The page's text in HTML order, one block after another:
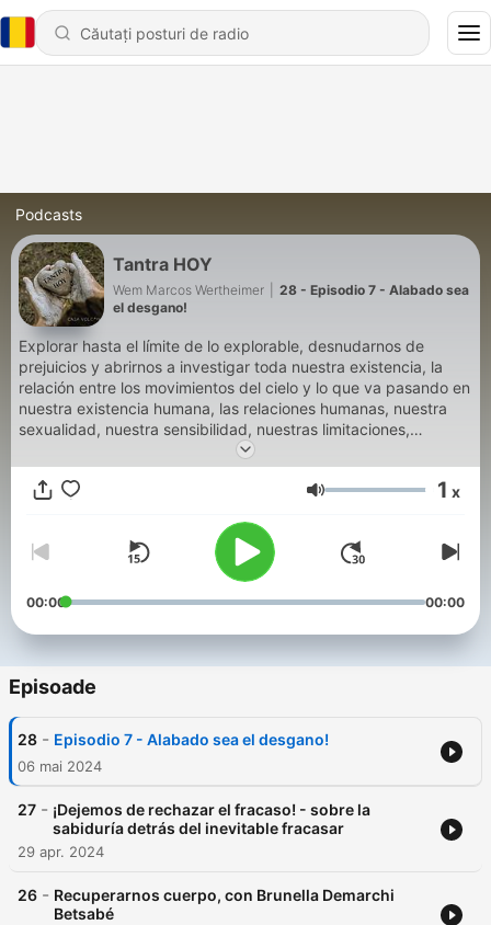
Podcasts
Tantra HOY
Wem Marcos Wertheimer
28 - Episodio 7 - Alabado sea
el desgano!
Explorar hasta el límite de lo explorable, desnudarnos de
prejuicios y abrirnos a investigar toda nuestra existencia, la
relación entre los movimientos del cielo y lo que va pasando en
nuestra existencia humana, las relaciones humanas, nuestra
sexualidad, nuestra sensibilidad, nuestras limitaciones,
nuestros corazones. Te invitamos a explorar con nosotrxs, de
la mano del Tantra como capitán, y además la Astrología, la
filosofía, la Gestalt, la psicología transpersonal, y todo lo que
Volum 1 x
00:00 00:00
Episoade
28 - Episodio 7 - Alabado sea el desgano!
06 mai 2024
27 - ¡Dejemos de rechazar el fracaso! - sobre la
sabiduría detrás del inevitable fracasar
29 apr. 2024
26 - Recuperarnos cuerpo, con Brunella Demarchi
Betsabé